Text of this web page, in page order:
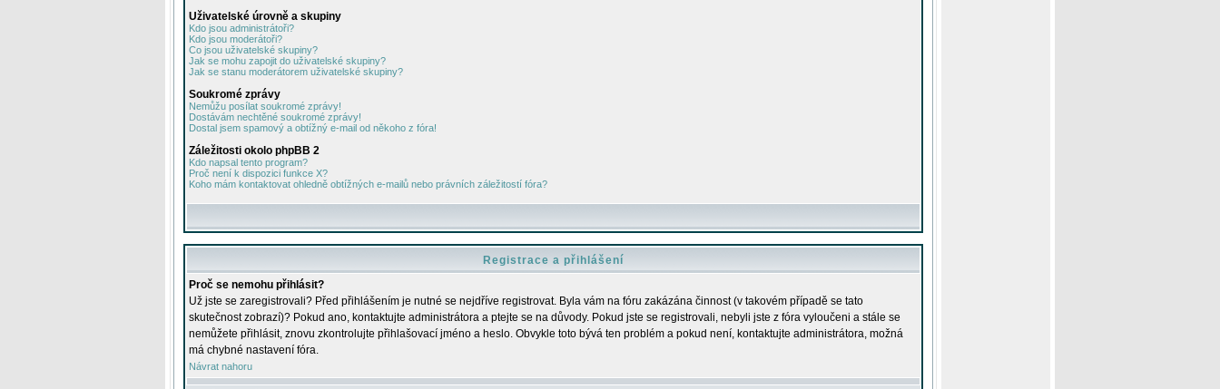
Uživatelské úrovně a skupiny
Kdo jsou administrátoři?
Kdo jsou moderátoři?
Co jsou uživatelské skupiny?
Jak se mohu zapojit do uživatelské skupiny?
Jak se stanu moderátorem uživatelské skupiny?
Soukromé zprávy
Nemůžu posílat soukromé zprávy!
Dostávám nechtěné soukromé zprávy!
Dostal jsem spamový a obtížný e-mail od někoho z fóra!
Záležitosti okolo phpBB 2
Kdo napsal tento program?
Proč není k dispozici funkce X?
Koho mám kontaktovat ohledně obtížných e-mailů nebo právních záležitostí fóra?
Registrace a přihlášení
Proč se nemohu přihlásit?
Už jste se zaregistrovali? Před přihlášením je nutné se nejdříve registrovat. Byla vám na fóru zakázána činnost (v takovém případě se tato
skutečnost zobrazí)? Pokud ano, kontaktujte administrátora a ptejte se na důvody. Pokud jste se registrovali, nebyli jste z fóra vyloučeni a stále se
nemůžete přihlásit, znovu zkontrolujte přihlašovací jméno a heslo. Obvykle toto bývá ten problém a pokud není, kontaktujte administrátora, možná
má chybné nastavení fóra.
Návrat nahoru